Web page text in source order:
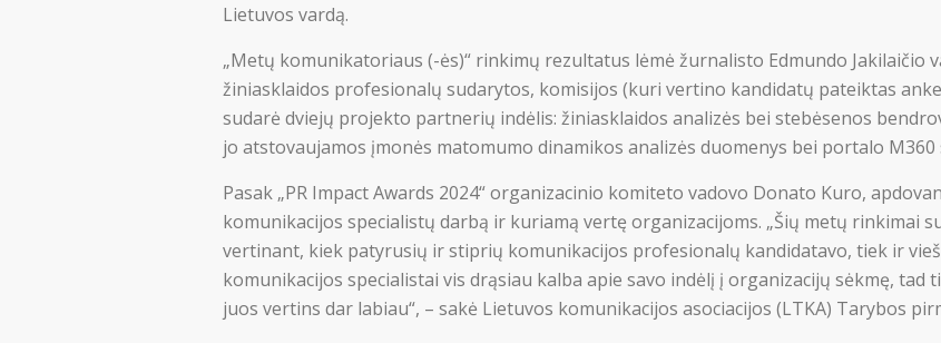
Lietuvos vardą.
„Metų komunikatoriaus (-ės)“ rinkimų rezultatus lėmė žurnalisto Edmundo Jakilaičio
žiniasklaidos profesionalų sudarytos, komisijos (kuri vertino kandidatų pateiktas
sudarė dviejų projekto partnerių indėlis: žiniasklaidos analizės bei stebėsenos
jo atstovaujamos įmonės matomumo dinamikos analizės duomenys bei portalo
Pasak „PR Impact Awards 2024“ organizacinio komiteto vadovo Donato Kuro,
komunikacijos specialistų darbą ir kuriamą vertę organizacijoms. „Šių metų rinkimai
vertinant, kiek patyrusių ir stiprių komunikacijos profesionalų kandidatavo, tiek ir
komunikacijos specialistai vis drąsiau kalba apie savo indėlį į organizacijų sėkmę,
juos vertins dar labiau“, – sakė Lietuvos komunikacijos asociacijos (LTKA) Tarybos